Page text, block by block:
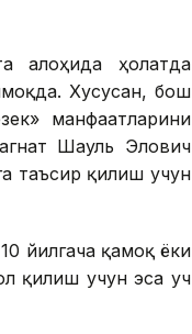
алоҳида ҳолатда
Хусусан, бош
манфаатларини
Шауль Элович
таъсир қилиш учун
йилгача қамоқ ёки
қилиш учун эса уч